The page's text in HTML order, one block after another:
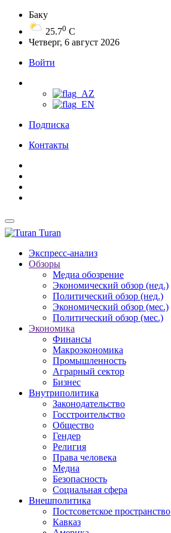
Баку
25.70 C
Четверг, 6 август 2026
Войти
Подписка
Контакты
Turan
Экспресс-анализ
Обзоры
Медиа обозрение
Экономический обзор (нед.)
Политический обзор (нед.)
Экономический обзор (мес.)
Политический обзор (мес.)
Экономика
Финансы
Макроэкономика
Промышленность
Аграрный сектор
Бизнес
Внутриполитика
Законодательство
Госстроительство
Общество
Гендер
Религия
Права человека
Медиа
Безопасность
Социальная сфера
Внешполитика
Постсоветское пространство
Кавказ